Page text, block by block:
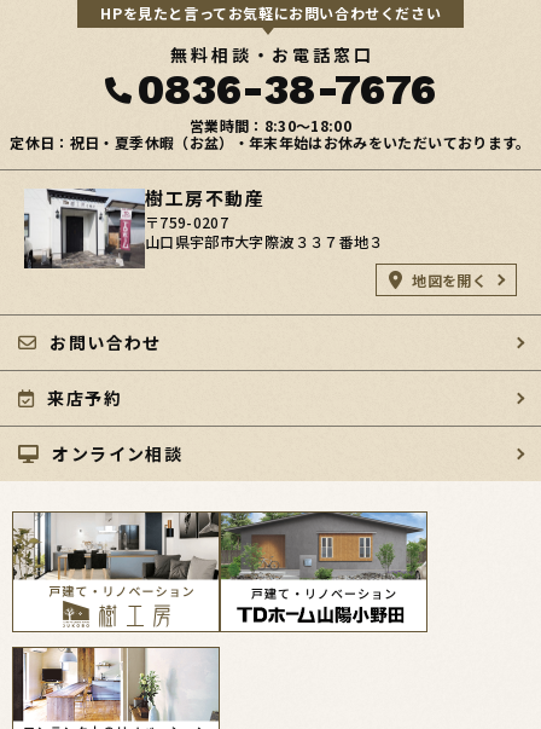
HPを見たと言ってお気軽にお問い合わせください
無料相談・お電話窓口
0836-38-7676
営業時間：8:30〜18:00
定休日：祝日・夏季休暇（お盆）・年末年始はお休みをいただいております。
樹工房不動産
〒759-0207
山口県宇部市大字際波３３７番地３
地図を開く
お問い合わせ
来店予約
オンライン相談